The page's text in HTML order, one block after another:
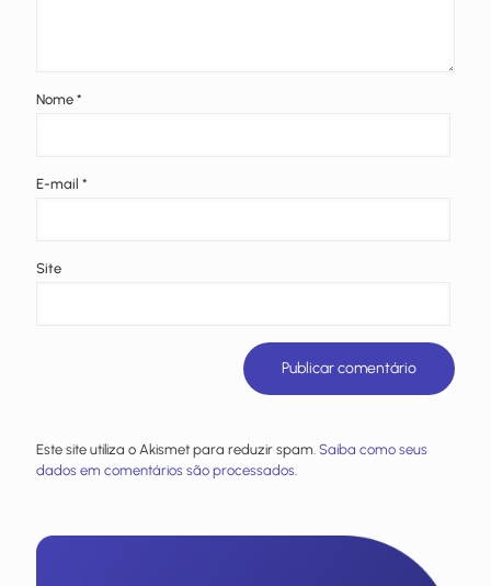
Nome *
E-mail *
Site
Este site utiliza o Akismet para reduzir spam. Saiba como seus
dados em comentários são processados.